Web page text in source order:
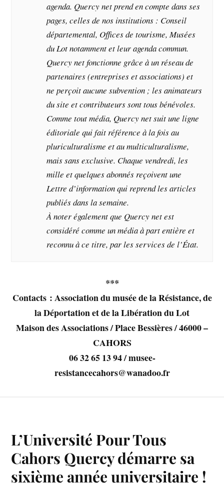
agenda. Quercy net prend en compte dans ses
pages, celles de nos institutions : Conseil
départemental, Offices de tourisme, Musées
du Lot notamment et leur agenda commun.
Quercy net fonctionne grâce à un réseau de
partenaires (entreprises et associations) et
ne perçoit aucune subvention ; les animateurs
du site et contributeurs sont tous bénévoles.
Comme tout média, Quercy net suit une ligne
éditoriale qui fait référence à la fois au
pluriculturalisme et au multiculturalisme,
mais sans exclusive. Chaque vendredi, les
mille et quelques abonnés reçoivent une
Lettre d’information qui reprend les articles
publiés dans la semaine.
À noter également que Quercy net est
considéré comme un média à part entière et
reconnu à ce titre, par les services de l’État.
***
Contacts : Association du musée de la Résistance, de
la Déportation et de la Libération du Lot
Maison des Associations / Place Bessières / 46000 –
CAHORS
06 32 65 13 94 / musee-
resistancecahors@wanadoo.fr
L’Université Pour Tous
Cahors Quercy démarre sa
sixième année universitaire !